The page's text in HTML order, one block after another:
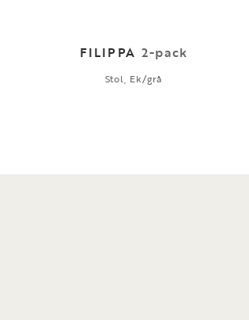
FILIPPA 2-pack
Stol, Ek/grå